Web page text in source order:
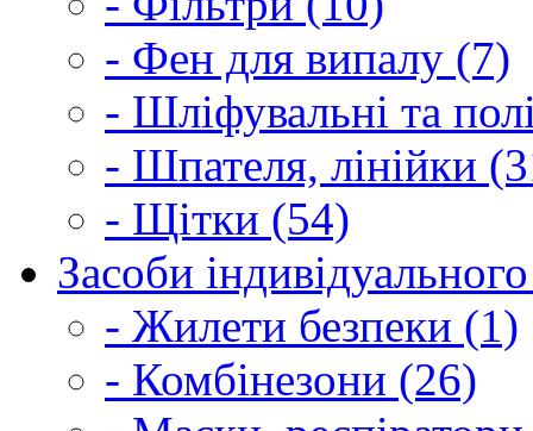
- Фен для випалу (7)
- Шліфувальні та
- Шпателя, лінійки
- Щітки (54)
Засоби
- Жилети безпеки (1)
- Комбінезони (26)